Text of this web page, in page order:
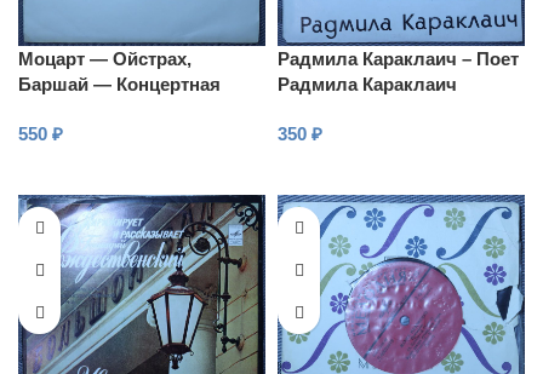
Моцарт — Ойстрах,
Баршай — Концертная
альта, ми бемоль мажор,
550 ₽
Радмила Караклаич – Поет
Радмила Караклаич
350 ₽